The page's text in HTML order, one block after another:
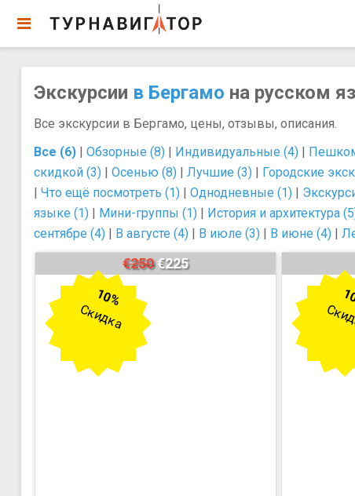
Экскурсии в Бергамо на русском
Все экскурсии в Бергамо, цены, отзывы, описания.
Все (6) | Обзорные (8) | Индивидуальные (4) |
скидкой (3) | Осенью (8) | Лучшие (3) | Городские
| Что ещё посмотреть (1) | Однодневные (1) |
языке (1) | Мини-группы (1) | История и архитектура
сентябре (4) | В августе (4) | В июле (3) | В июне (4) |
€250€225
10%
Скидка